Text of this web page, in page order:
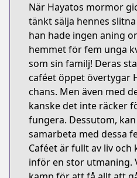
När Hayatos mormor
tänkt sälja hennes
han hade ingen aning
hemmet för fem unga
som sin familj! Deras
caféet öppet övertygar
chans. Men även med
kanske det inte räcker
fungera. Dessutom,
samarbeta med dessa
Caféet är fullt av liv och
inför en stor utmaning.